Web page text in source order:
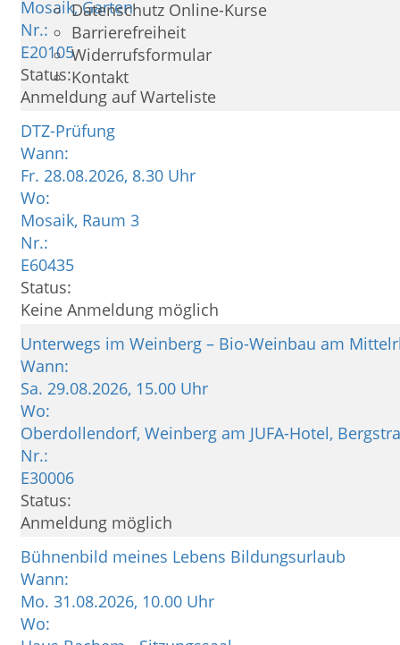
Datenschutz Online-Kurse
Barrierefreiheit
Widerrufsformular
Kontakt
Mosaik, Garten
Nr.:
E20105
Status:
Anmeldung auf Warteliste
DTZ-Prüfung
Wann:
Fr. 28.08.2026, 8.30 Uhr
Wo:
Mosaik, Raum 3
Nr.:
E60435
Status:
Keine Anmeldung möglich
Unterwegs im Weinberg – Bio-Weinbau am
Wann:
Sa. 29.08.2026, 15.00 Uhr
Wo:
Oberdollendorf, Weinberg am JUFA-Hotel,
Nr.:
E30006
Status:
Anmeldung möglich
Bühnenbild meines Lebens Bildungsurlaub
Wann:
Mo. 31.08.2026, 10.00 Uhr
Wo: